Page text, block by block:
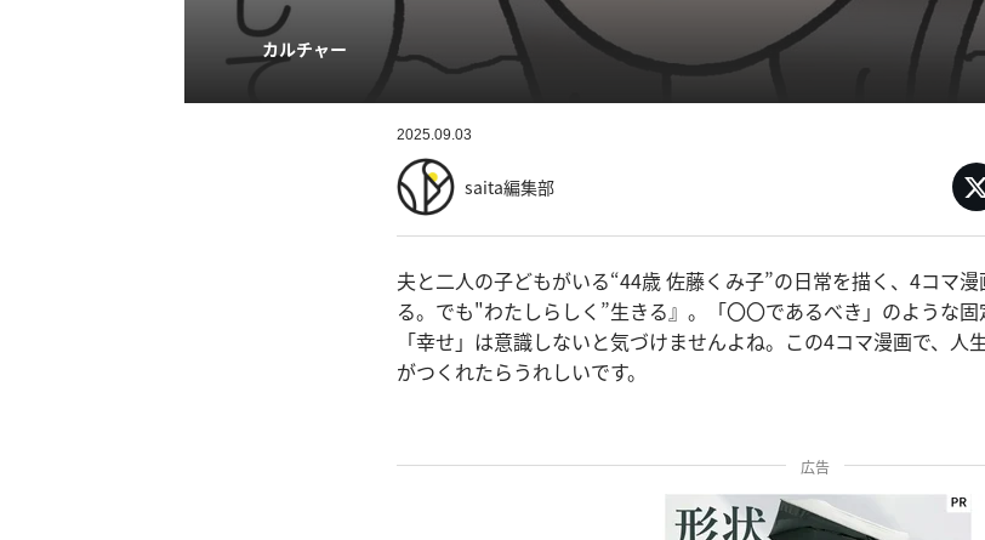
カルチャー
2025.09.03
saita編集部
夫と二人の子どもがいる“44歳 佐藤くみ子”の日常を描く、4コマ
る。でも"わたしらしく”生きる』。「〇〇であるべき」のような
「幸せ」は意識しないと気づけませんよね。この4コマ漫画で、人
がつくれたらうれしいです。
広告